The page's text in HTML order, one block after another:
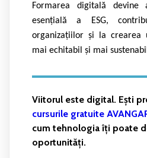
Formarea digitală devine
esențială a ESG,
organizațiilor și la crearea
mai echitabil și mai
Viitorul este digital. Ești
cursurile gratuite
cum tehnologia îți poate
oportunități.